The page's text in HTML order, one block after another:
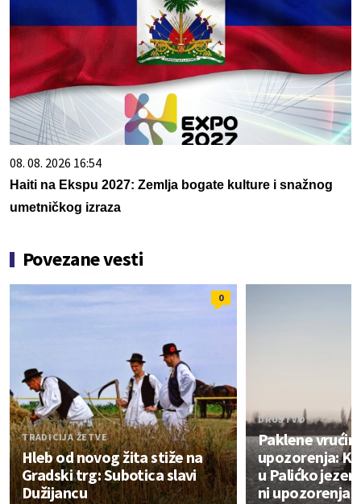
08. 08. 2026 16:54
Haiti na Ekspu 2027: Zemlja bogate kulture i snažnog
umetničkog izraza
Povezane vesti
0
TRADICIJA ŽETVE
Hleb od novog žita stiže na
Gradski trg: Subotica slavi
Dužijancu
DRUŠTVO
Paklene
upozorenja:
u Palićko
ni upozorenja